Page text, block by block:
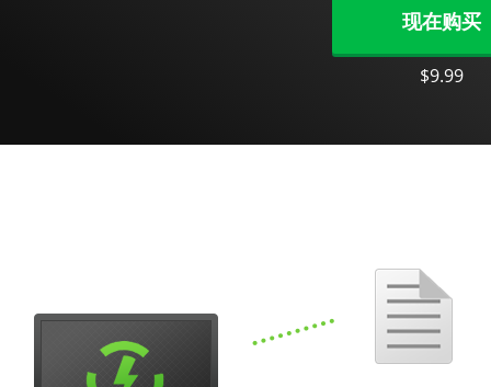
现在购买
$9.99